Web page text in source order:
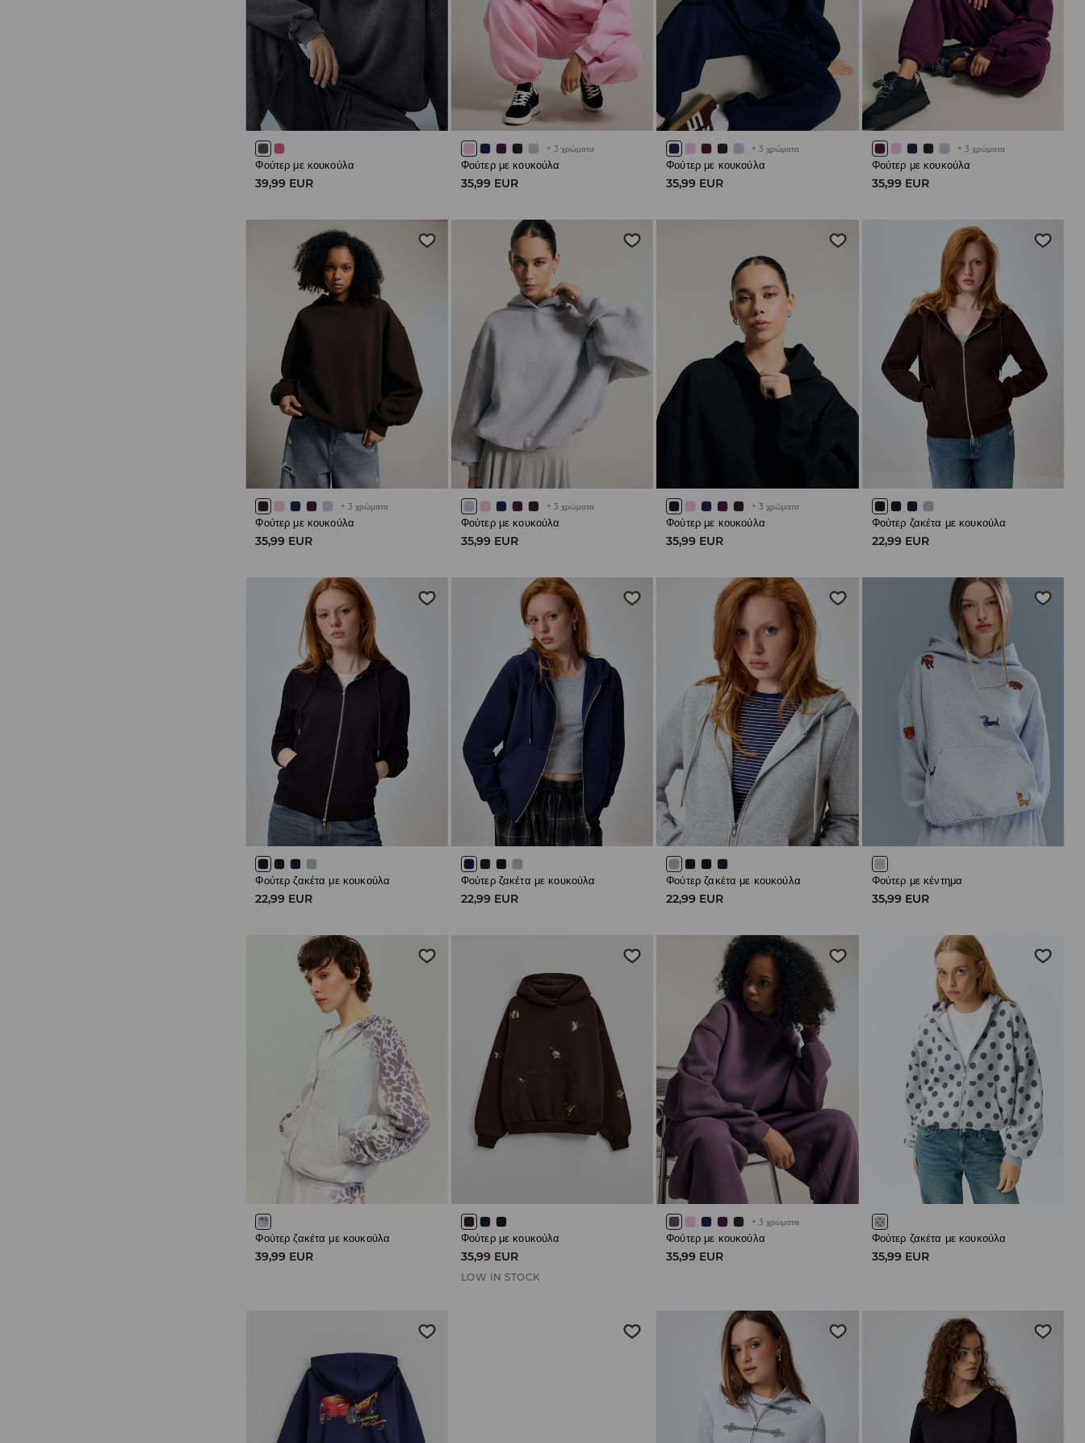
Φούτερ με κουκούλα
39,99 EUR
+ 3 χρώματα
Φούτερ με κουκούλα
35,99 EUR
+3 χρώματα
Φούτερ με κουκούλα
35,99 EUR
+ 3 χρώματα
Φούτερ με κουκούλα
35,99 EUR
+3 χρώματα
Φούτερ με κουκούλα
35,99 EUR
+ 3 χρώματα
Φούτερ με κουκούλα
35,99 EUR
+3 χρώματα
Φούτερ με κουκούλα
35,99 EUR
Φούτερ ζακέτα με κουκούλα
22,99 EUR
Φούτερ ζακέτα με κουκούλα
22,99 EUR
Φούτερ ζακέτα με κουκούλα
22,99 EUR
Φούτερ ζακέτα με κουκούλα
22,99 EUR
Φούτερ με κέντημα
35,99 EUR
Φούτερ ζακέτα με κουκούλα
39,99 EUR
Φούτερ με κουκούλα
35,99 EUR
LOW IN STOCK
+3 χρώματα
Φούτερ με κουκούλα
35,99 EUR
Φούτερ ζακέτα με κουκούλα
35,99 EUR